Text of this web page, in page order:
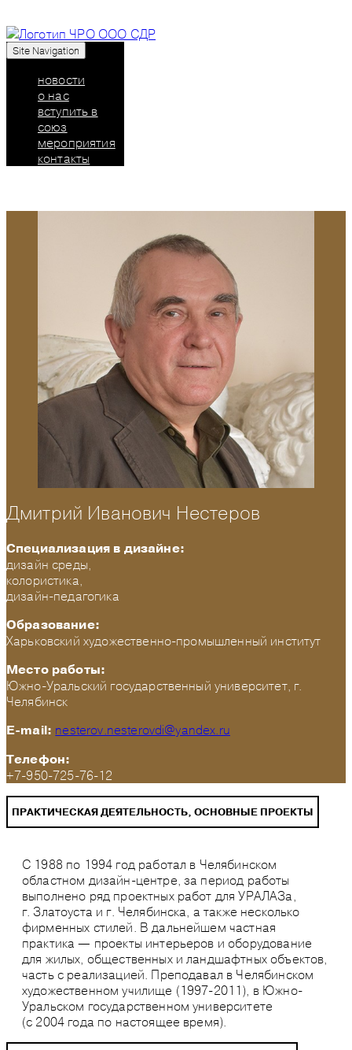
Союз дизайнеров России: челябинское
региональное отделение
Site Navigation
новости
о нас
вступить в
союз
мероприятия
контакты
Дмитрий Иванович Нестеров
Специализация в дизайне:
дизайн среды,
колористика,
дизайн-педагогика
Образование:
Харьковский художественно-промышленный институт
Место работы:
Южно-Уральский государственный университет, г.
Челябинск
E-mail: nesterov.nesterovdi@yandex.ru
Телефон:
+7-950-725-76-12
ПРАКТИЧЕСКАЯ ДЕЯТЕЛЬНОСТЬ, ОСНОВНЫЕ ПРОЕКТЫ
С 1988 по 1994 год работал в Челябинском
областном дизайн-центре, за период работы
выполнено ряд проектных работ для УРАЛАЗа,
г. Златоуста и г. Челябинска, а также несколько
фирменных стилей. В дальнейшем частная
практика — проекты интерьеров и оборудование
для жилых, общественных и ландшафтных объектов,
часть с реализацией. Преподавал в Челябинском
художественном училище (1997-2011), в Южно-
Уральском государственном университете
(с 2004 года по настоящее время).